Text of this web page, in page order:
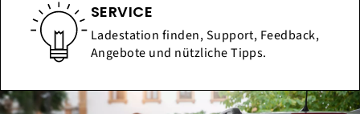
SERVICE
Ladestation finden, Support, Feedback,
Angebote und nützliche Tipps.